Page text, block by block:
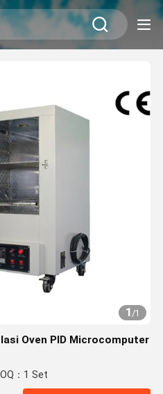
1/1
Oven PID Microcomputer
：1 Set